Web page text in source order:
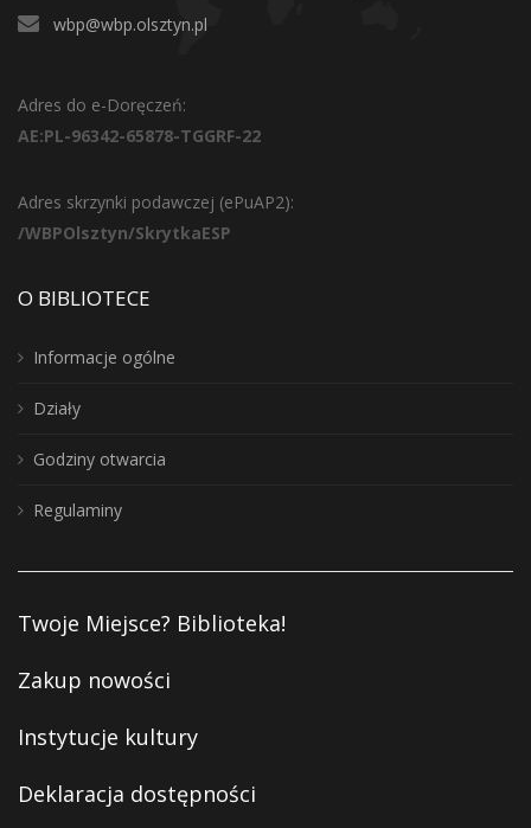
wbp@wbp.olsztyn.pl
Adres do e-Doręczeń:
AE:PL-96342-65878-TGGRF-22
Adres skrzynki podawczej (ePuAP2):
/WBPOlsztyn/SkrytkaESP
O BIBLIOTECE
Informacje ogólne
Działy
Godziny otwarcia
Regulaminy
Twoje Miejsce? Biblioteka!
Zakup nowości
Instytucje kultury
Deklaracja dostępności